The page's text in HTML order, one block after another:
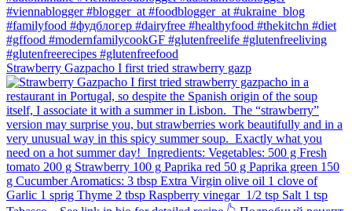
Strawberry Gazpacho⁠ I first tried strawberry gazp